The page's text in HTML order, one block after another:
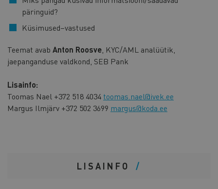
päringuid?
Küsimused–vastused
Teemat avab Anton Roosve , KYC/AML analüütik,
jaepanganduse valdkond, SEB Pank
Lisainfo:
Toomas Nael +372 518 4034 toomas.nael@ivek.ee
Margus Ilmjärv +372 502 3699 margus@koda.ee
LISAINFO